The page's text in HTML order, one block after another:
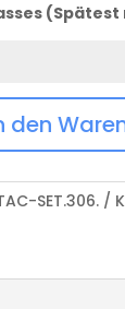
den
SET.306.